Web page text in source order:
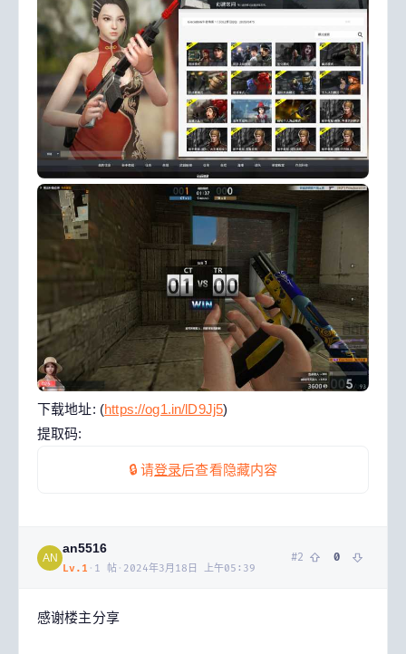
下载地址: (https://og1.in/lD9Jj5)
提取码:
🔒 请登录后查看隐藏内容
AN
an5516
Lv. 1 · 1 帖 · 2024年3月18日 上午05:39
#2 0
感谢楼主分享